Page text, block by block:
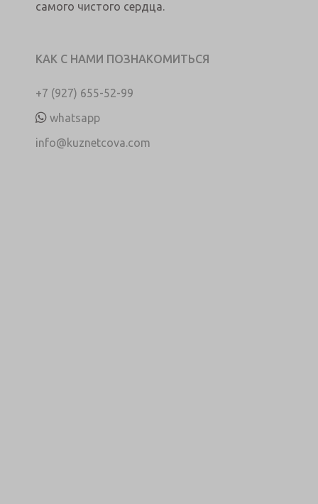
самого чистого сердца.
КАК С НАМИ ПОЗНАКОМИТЬСЯ
+7 (927) 655-52-99
whatsapp
info@kuznetcova.com